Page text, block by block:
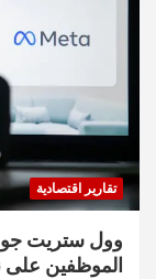
تقارير اقتصادية
الموظفين